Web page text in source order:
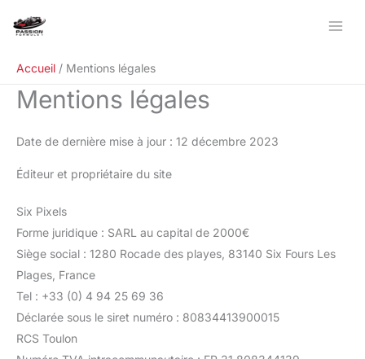
Accueil
Mentions légales
Mentions légales
Date de dernière mise à jour : 12 décembre 2023
Éditeur et propriétaire du site
Six Pixels
Forme juridique : SARL au capital de 2000€
Siège social : 1280 Rocade des playes, 83140 Six Fours Les
Plages, France
Tel : +33 (0) 4 94 25 69 36
Déclarée sous le siret numéro : 80834413900015
RCS Toulon